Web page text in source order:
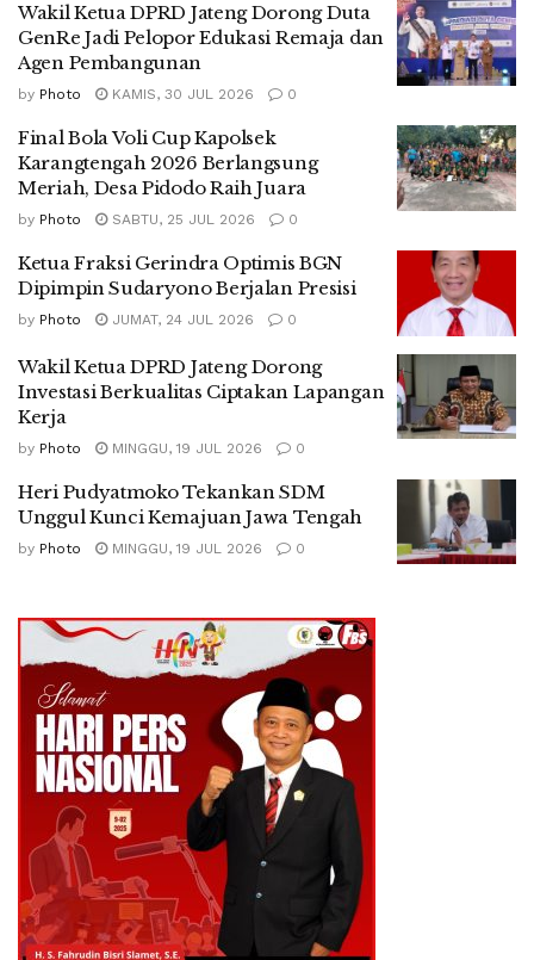
Wakil Ketua DPRD Jateng Dorong Duta
GenRe Jadi Pelopor Edukasi Remaja dan
Agen Pembangunan
by Photo KAMIS, 30 JUL 2026 0
Final Bola Voli Cup Kapolsek
Karangtengah 2026 Berlangsung
Meriah, Desa Pidodo Raih Juara
by Photo SABTU, 25 JUL 2026 0
Ketua Fraksi Gerindra Optimis BGN
Dipimpin Sudaryono Berjalan Presisi
by Photo JUMAT, 24 JUL 2026 0
Wakil Ketua DPRD Jateng Dorong
Investasi Berkualitas Ciptakan Lapangan
Kerja
by Photo MINGGU, 19 JUL 2026 0
Heri Pudyatmoko Tekankan SDM
Unggul Kunci Kemajuan Jawa Tengah
by Photo MINGGU, 19 JUL 2026 0